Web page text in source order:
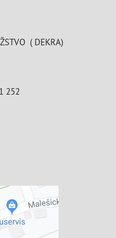
( DEKRA)
252